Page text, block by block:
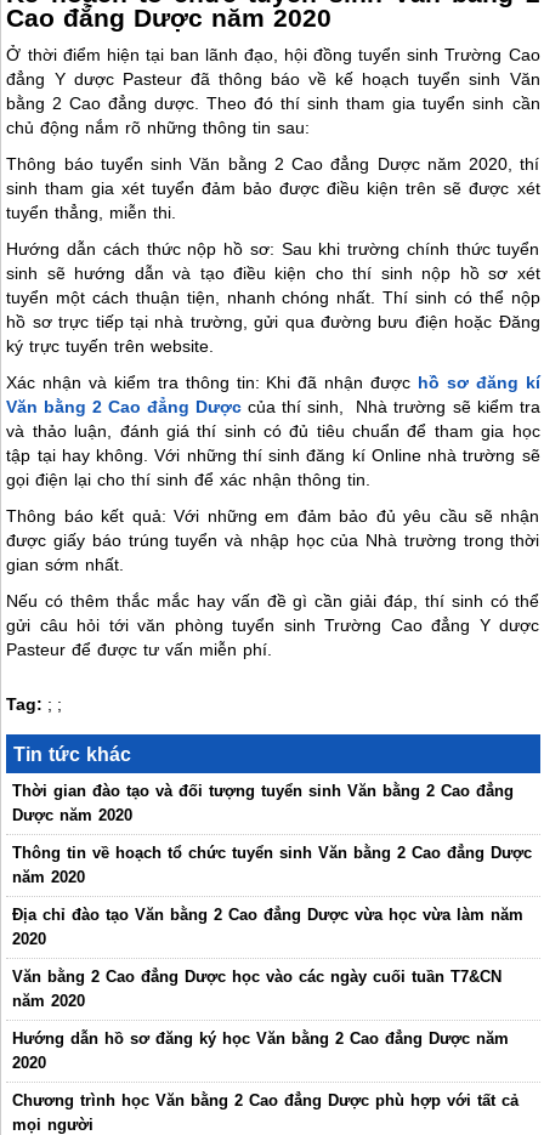
Cao đẳng Dược năm 2020
Ở thời điểm hiện tại ban lãnh đạo, hội đồng tuyển sinh Trường Cao
đẳng Y dược Pasteur đã thông báo về kế hoạch tuyển sinh Văn
bằng 2 Cao đẳng dược. Theo đó thí sinh tham gia tuyển sinh cần
chủ động nắm rõ những thông tin sau:
Thông báo tuyển sinh Văn bằng 2 Cao đẳng Dược năm 2020, thí
sinh tham gia xét tuyển đảm bảo được điều kiện trên sẽ được xét
tuyển thẳng, miễn thi.
Hướng dẫn cách thức nộp hồ sơ: Sau khi trường chính thức tuyển
sinh sẽ hướng dẫn và tạo điều kiện cho thí sinh nộp hồ sơ xét
tuyển một cách thuận tiện, nhanh chóng nhất. Thí sinh có thể nộp
hồ sơ trực tiếp tại nhà trường, gửi qua đường bưu điện hoặc Đăng
ký trực tuyến trên website.
Xác nhận và kiểm tra thông tin: Khi đã nhận được hồ sơ đăng kí
Văn bằng 2 Cao đẳng Dược của thí sinh, Nhà trường sẽ kiểm tra
và thảo luận, đánh giá thí sinh có đủ tiêu chuẩn để tham gia học
tập tại hay không. Với những thí sinh đăng kí Online nhà trường sẽ
gọi điện lại cho thí sinh để xác nhận thông tin.
Thông báo kết quả: Với những em đảm bảo đủ yêu cầu sẽ nhận
được giấy báo trúng tuyển và nhập học của Nhà trường trong thời
gian sớm nhất.
Nếu có thêm thắc mắc hay vấn đề gì cần giải đáp, thí sinh có thể
gửi câu hỏi tới văn phòng tuyển sinh Trường Cao đẳng Y dược
Pasteur để được tư vấn miễn phí.
Tag: ; ;
Tin tức khác
Thời gian đào tạo và đối tượng tuyển sinh Văn bằng 2 Cao đẳng
Dược năm 2020
Thông tin về hoạch tổ chức tuyển sinh Văn bằng 2 Cao đẳng Dược
năm 2020
Địa chỉ đào tạo Văn bằng 2 Cao đẳng Dược vừa học vừa làm năm
2020
Văn bằng 2 Cao đẳng Dược học vào các ngày cuối tuần T7&CN
năm 2020
Hướng dẫn hồ sơ đăng ký học Văn bằng 2 Cao đẳng Dược năm
2020
Chương trình học Văn bằng 2 Cao đẳng Dược phù hợp với tất cả
mọi người